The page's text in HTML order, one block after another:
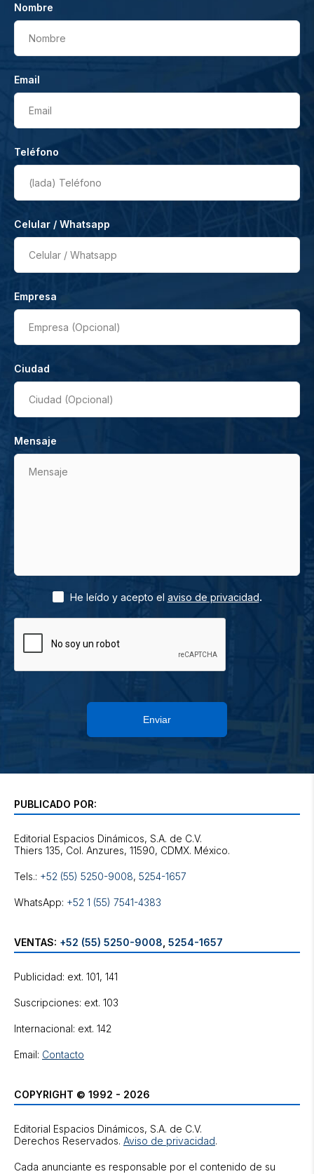
Nombre
Nombre
Email
Email
Teléfono
(lada) Teléfono
Celular / Whatsapp
Celular / Whatsapp
Empresa
Empresa (Opcional)
Ciudad
Ciudad (Opcional)
Mensaje
Mensaje
He leído y acepto el aviso de privacidad.
Enviar
PUBLICADO POR:
Editorial Espacios Dinámicos, S.A. de C.V.
Tels.: +52 (55) 5250-9008, 5254-1657
WhatsApp: +52 1 (55) 7541-4383
VENTAS: +52 (55) 5250-9008 5254-1657
Publicidad: ext. 101, 141
Suscripciones: ext. 103
Internacional: ext. 142
Email: Contacto
COPYRIGHT © 1992 - 2026
Editorial Espacios Dinámicos, S.A. de C.V.
Derechos Reservados. Aviso de privacidad.
Cada anunciante es responsable por el contenido de su